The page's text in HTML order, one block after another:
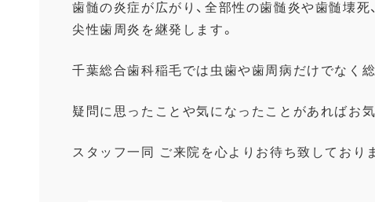
歯髄の炎症が広がり、全部性の歯髄炎や歯髄壊死、
尖性歯周炎を継発します。
千葉総合歯科稲毛では虫歯や歯周病だけでなく
疑問に思ったことや気になったことがあればお
スタッフ一同 ご来院を心よりお待ち致しておりま